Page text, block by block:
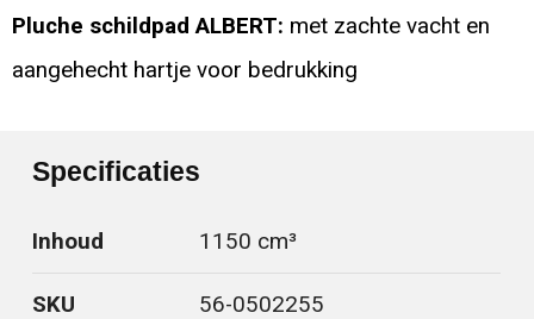
Pluche schildpad ALBERT: met zachte vacht en
aangehecht hartje voor bedrukking
Specificaties
Inhoud 1150 cm³
SKU 56-0502255